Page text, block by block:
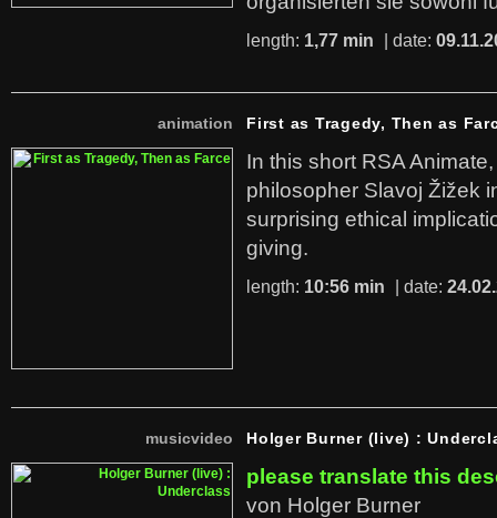
length: 1,77 min | date:
animation First as Tragedy, Then as
In this short RSA
philosopher Slavoj Žižek
surprising ethical
giving.
length: 10:56 min | date:
musicvideo Holger Burner (live) :
please translate this
von Holger Burner